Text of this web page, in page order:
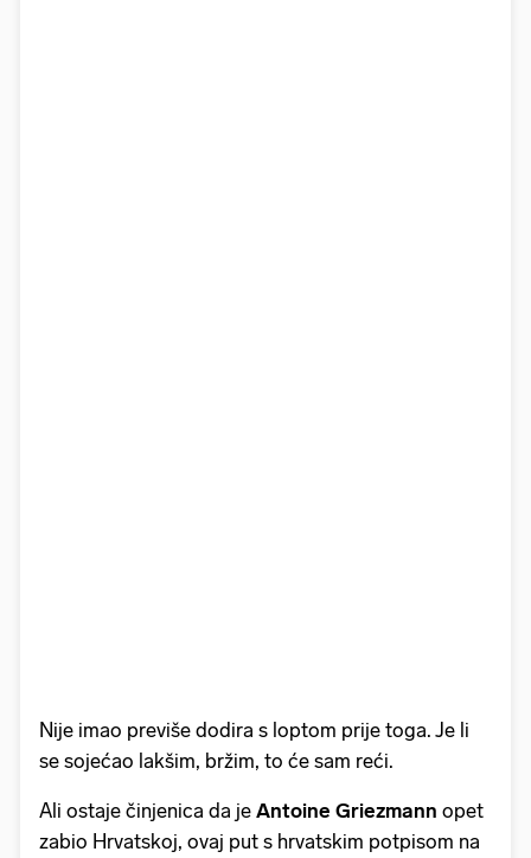
Nije imao previše dodira s loptom prije toga. Je li
se sojećao lakšim, bržim, to će sam reći.
Ali ostaje činjenica da je Antoine Griezmann opet
zabio Hrvatskoj, ovaj put s hrvatskim potpisom na